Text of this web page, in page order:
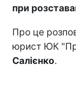
при
Про це
юрист ЮК
Салієнко.